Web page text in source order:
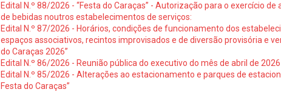
Edital N.º 88/2026 - “Festa do Caraças” - Autorização para o exercício
de bebidas noutros estabelecimentos de serviços:
Edital N.º 87/2026 - Horários, condições de funcionamento dos
espaços associativos, recintos improvisados e de diversão provisória e
do Caraças 2026”
Edital N.º 86/2026 - Reunião pública do executivo do mês de abril de
Edital N.º 85/2026 - Alterações ao estacionamento e parques de
Festa do Caraças”